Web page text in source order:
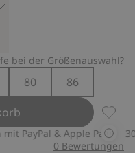
bei der Größenauswahl?
80
86
PayPal & Apple Pay 30-
0 Bewertungen